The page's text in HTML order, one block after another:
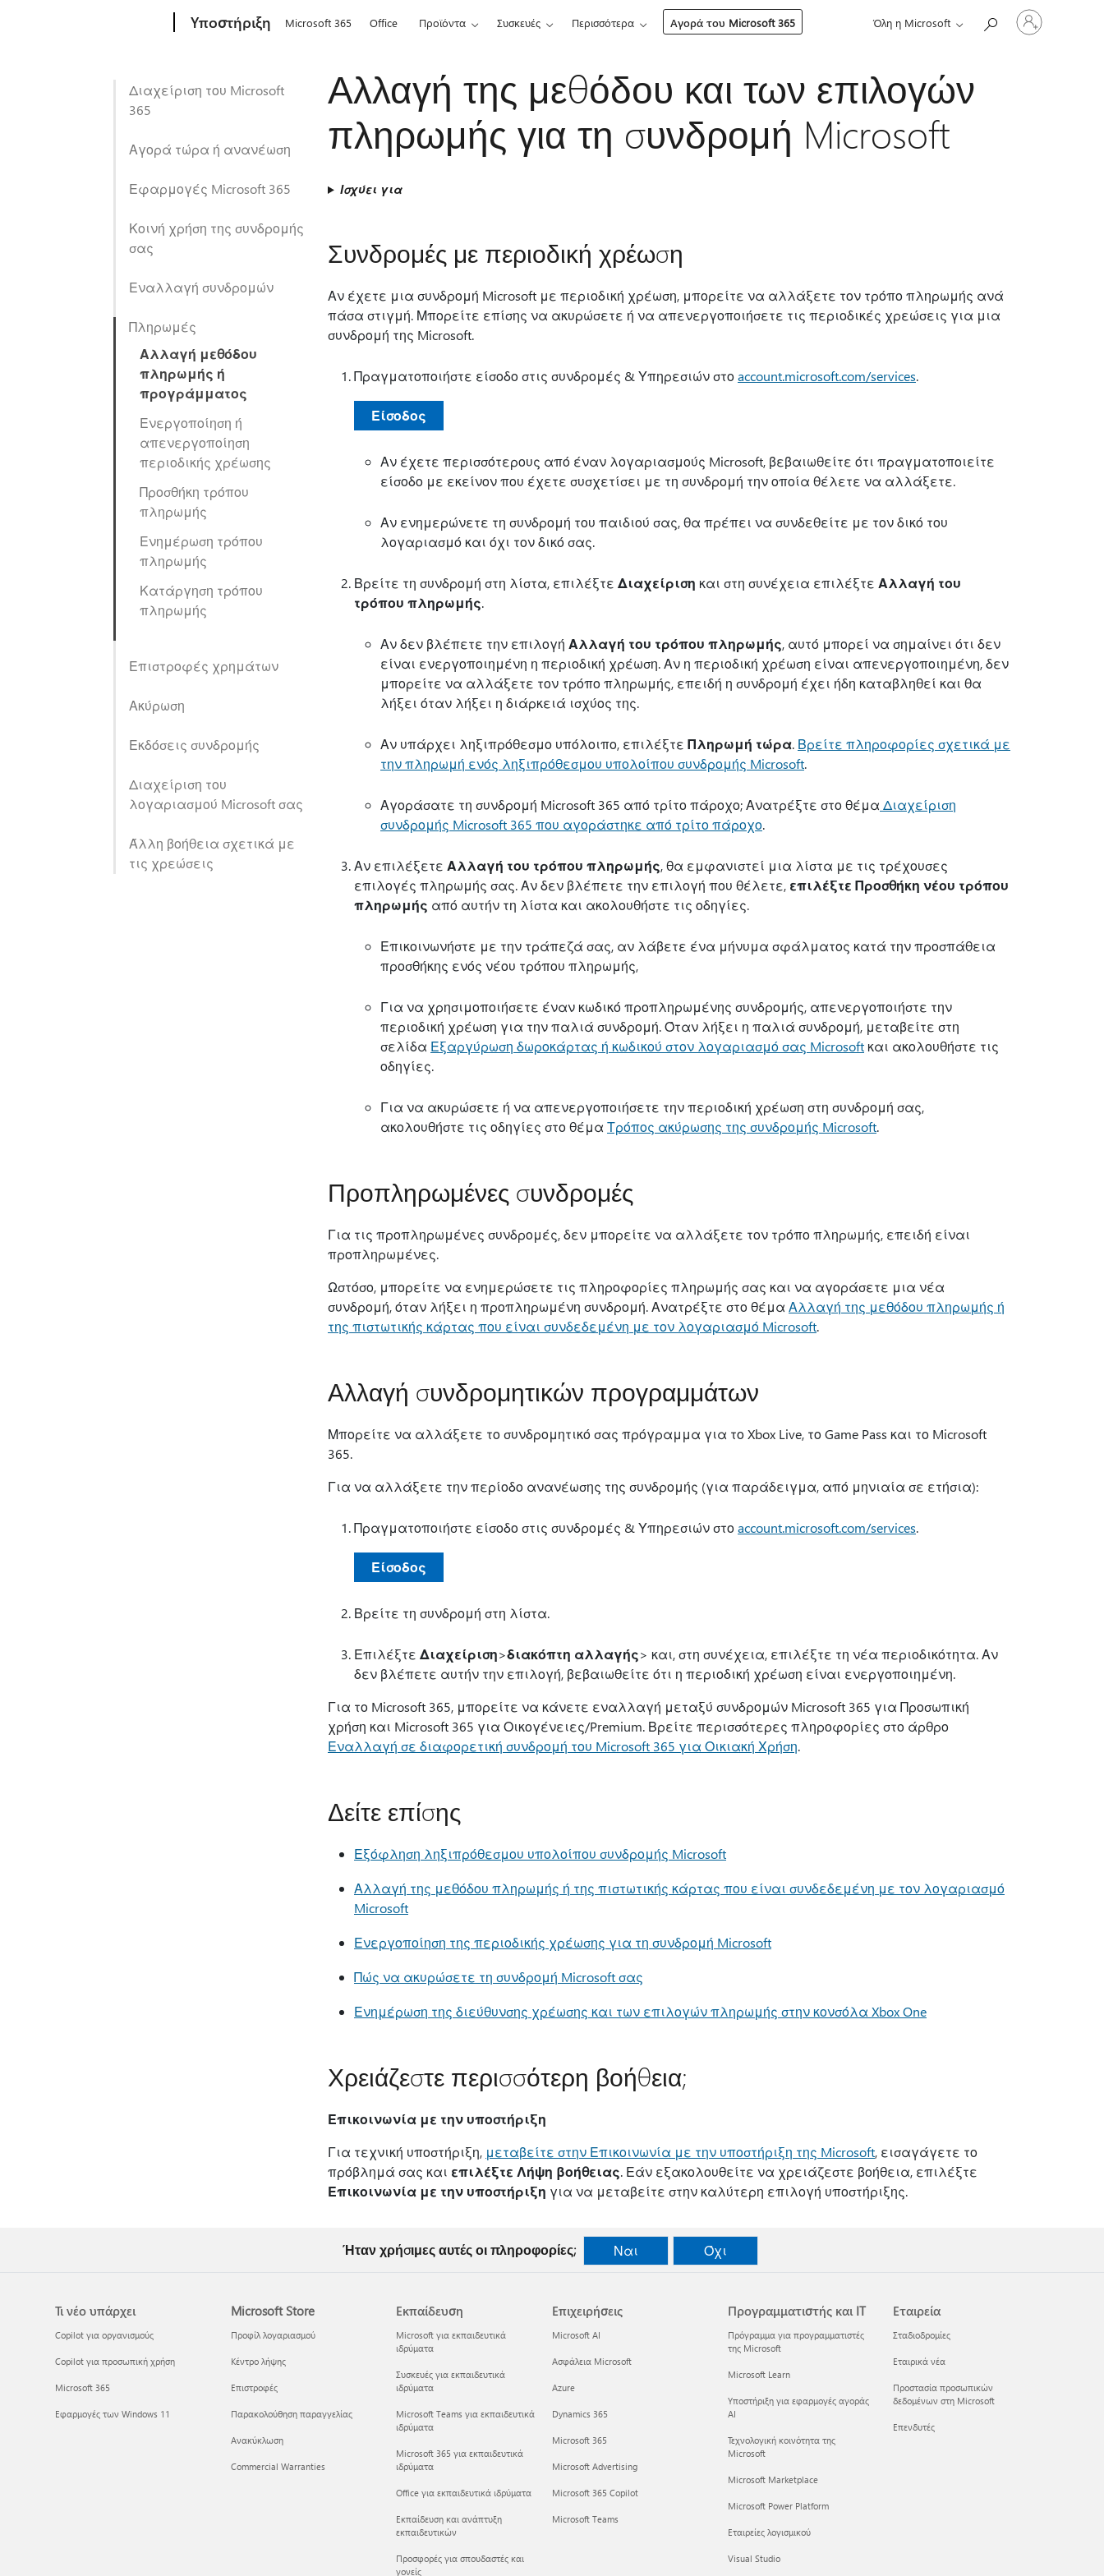
Υποστήριξη Microsoft 365 Office Προϊόντα Συσκευές Περισσότερα Αγορά του Microsoft 365 Όλη η Microsoft
Είσοδος
στον
Διαχείριση του Microsoft
365
Αγορά τώρα ή ανανέωση
Εφαρμογές Microsoft 365
Κοινή χρήση της συνδρομής
σας
Εναλλαγή συνδρομών
Πληρωμές
Αλλαγή μεθόδου
πληρωμής ή
προγράμματος
Ενεργοποίηση ή
απενεργοποίηση
περιοδικής χρέωσης
Προσθήκη τρόπου
πληρωμής
Ενημέρωση τρόπου
πληρωμής
Κατάργηση τρόπου
πληρωμής
Επιστροφές χρημάτων
Ακύρωση
Εκδόσεις συνδρομής
Διαχείριση του
λογαριασμού Microsoft σας
Άλλη βοήθεια σχετικά με
τις χρεώσεις
Αλλαγή της μεθόδου και των επιλογών
πληρωμής για τη συνδρομή Microsoft
Ισχύει για
Συνδρομές με περιοδική χρέωση
Αν έχετε μια συνδρομή Microsoft με περιοδική χρέωση, μπορείτε να αλλάξετε τον τρόπο πληρωμής ανά
πάσα στιγμή. Μπορείτε επίσης να ακυρώσετε ή να απενεργοποιήσετε τις περιοδικές χρεώσεις για μια
συνδρομή της Microsoft.
Πραγματοποιήστε είσοδο στις συνδρομές & Υπηρεσιών στοaccount.microsoft.com/services.
Είσοδος
Αν έχετε περισσότερους από έναν λογαριασμούς Microsoft, βεβαιωθείτε ότι πραγματοποιείτε
είσοδο με εκείνον που έχετε συσχετίσει με τη συνδρομή την οποία θέλετε να αλλάξετε.
Αν ενημερώνετε τη συνδρομή του παιδιού σας, θα πρέπει να συνδεθείτε με τον δικό του
λογαριασμό και όχι τον δικό σας.
Βρείτε τη συνδρομή στη λίστα, επιλέξτε Διαχείριση και στη συνέχεια επιλέξτε Αλλαγή του
τρόπου πληρωμής.
Αν δεν βλέπετε την επιλογή Αλλαγή του τρόπου πληρωμής, αυτό μπορεί να σημαίνει ότι δεν
είναι ενεργοποιημένη η περιοδική χρέωση. Αν η περιοδική χρέωση είναι απενεργοποιημένη, δεν
μπορείτε να αλλάξετε τον τρόπο πληρωμής, επειδή η συνδρομή έχει ήδη καταβληθεί και θα
λήξει όταν λήξει η διάρκειά ισχύος της.
Αν υπάρχει ληξιπρόθεσμο υπόλοιπο, επιλέξτε Πληρωμή τώρα. Βρείτε πληροφορίες σχετικά με
την πληρωμή ενός ληξιπρόθεσμου υπολοίπου συνδρομής Microsoft.
Αγοράσατε τη συνδρομή Microsoft 365 από τρίτο πάροχο; Ανατρέξτε στο θέμα Διαχείριση
συνδρομής Microsoft 365 που αγοράστηκε από τρίτο πάροχο.
Αν επιλέξετε Αλλαγή του τρόπου πληρωμής, θα εμφανιστεί μια λίστα με τις τρέχουσες
επιλογές πληρωμής σας. Αν δεν βλέπετε την επιλογή που θέλετε, επιλέξτε Προσθήκη νέου τρόπου
πληρωμής από αυτήν τη λίστα και ακολουθήστε τις οδηγίες.
Επικοινωνήστε με την τράπεζά σας, αν λάβετε ένα μήνυμα σφάλματος κατά την προσπάθεια
προσθήκης ενός νέου τρόπου πληρωμής,
Για να χρησιμοποιήσετε έναν κωδικό προπληρωμένης συνδρομής, απενεργοποιήστε την
περιοδική χρέωση για την παλιά συνδρομή. Όταν λήξει η παλιά συνδρομή, μεταβείτε στη
σελίδα Εξαργύρωση δωροκάρτας ή κωδικού στον λογαριασμό σας Microsoft και ακολουθήστε τις
οδηγίες.
Για να ακυρώσετε ή να απενεργοποιήσετε την περιοδική χρέωση στη συνδρομή σας,
ακολουθήστε τις οδηγίες στο θέμα Τρόπος ακύρωσης της συνδρομής Microsoft.
Προπληρωμένες συνδρομές
Για τις προπληρωμένες συνδρομές, δεν μπορείτε να αλλάξετε τον τρόπο πληρωμής, επειδή είναι
προπληρωμένες.
Ωστόσο, μπορείτε να ενημερώσετε τις πληροφορίες πληρωμής σας και να αγοράσετε μια νέα
συνδρομή, όταν λήξει η προπληρωμένη συνδρομή. Ανατρέξτε στο θέμα Αλλαγή της μεθόδου πληρωμής ή
της πιστωτικής κάρτας που είναι συνδεδεμένη με τον λογαριασμό Microsoft.
Αλλαγή συνδρομητικών προγραμμάτων
Μπορείτε να αλλάξετε το συνδρομητικό σας πρόγραμμα για το Xbox Live, το Game Pass και το Microsoft
365.
Για να αλλάξετε την περίοδο ανανέωσης της συνδρομής (για παράδειγμα, από μηνιαία σε ετήσια):
Πραγματοποιήστε είσοδο στις συνδρομές & Υπηρεσιών στοaccount.microsoft.com/services.
Είσοδος
Βρείτε τη συνδρομή στη λίστα.
Επιλέξτε Διαχείριση>διακόπτη αλλαγής> και, στη συνέχεια, επιλέξτε τη νέα περιοδικότητα.Αν
δεν βλέπετε αυτήν την επιλογή, βεβαιωθείτε ότι η περιοδική χρέωση είναι ενεργοποιημένη.
Για το Microsoft 365, μπορείτε να κάνετε εναλλαγή μεταξύ συνδρομών Microsoft 365 για Προσωπική
χρήση και Microsoft 365 για Οικογένειες/Premium. Βρείτε περισσότερες πληροφορίες στο άρθρο
Εναλλαγή σε διαφορετική συνδρομή του Microsoft 365 για Οικιακή Χρήση.
Δείτε επίσης
Εξόφληση ληξιπρόθεσμου υπολοίπου συνδρομής Microsoft
Αλλαγή της μεθόδου πληρωμής ή της πιστωτικής κάρτας που είναι συνδεδεμένη με τον λογαριασμό
Microsoft
Ενεργοποίηση της περιοδικής χρέωσης για τη συνδρομή Microsoft
Πώς να ακυρώσετε τη συνδρομή Microsoft σας
Ενημέρωση της διεύθυνσης χρέωσης και των επιλογών πληρωμής στην κονσόλα Xbox One
Χρειάζεστε περισσότερη βοήθεια;
Επικοινωνία με την υποστήριξη
Για τεχνική υποστήριξη, μεταβείτε στην Επικοινωνία με την υποστήριξη της Microsoft, εισαγάγετε το
πρόβλημά σας και επιλέξτε Λήψη βοήθειας. Εάν εξακολουθείτε να χρειάζεστε βοήθεια, επιλέξτε
Επικοινωνία με την υποστήριξη για να μεταβείτε στην καλύτερη επιλογή υποστήριξης.
Ήταν χρήσιμες αυτές οι πληροφορίες; Ναι Όχι
Τι νέο υπάρχει
Copilot για οργανισμούς
Copilot για προσωπική χρήση
Microsoft 365
Εφαρμογές των Windows 11
Microsoft Store
Προφίλ λογαριασμού
Κέντρο λήψης
Επιστροφές
Παρακολούθηση παραγγελίας
Ανακύκλωση
Commercial Warranties
Εκπαίδευση
Microsoft για εκπαιδευτικά
ιδρύματα
Συσκευές για εκπαιδευτικά
ιδρύματα
Microsoft Teams για εκπαιδευτικά
ιδρύματα
Microsoft 365 για εκπαιδευτικά
ιδρύματα
Office για εκπαιδευτικά ιδρύματα
Εκπαίδευση και ανάπτυξη
εκπαιδευτικών
Προσφορές για σπουδαστές και
γονείς
Επιχειρήσεις
Microsoft AI
Ασφάλεια Microsoft
Azure
Dynamics 365
Microsoft 365
Microsoft Advertising
Microsoft 365 Copilot
Microsoft Teams
Προγραμματιστής και IT
Πρόγραμμα για προγραμματιστές
της Microsoft
Microsoft Learn
Υποστήριξη για εφαρμογές αγοράς
AI
Τεχνολογική κοινότητα της
Microsoft
Microsoft Marketplace
Microsoft Power Platform
Εταιρείες λογισμικού
Visual Studio
Εταιρεία
Σταδιοδρομίες
Εταιρικά νέα
Προστασία προσωπικών
δεδομένων στη Microsoft
Επενδυτές